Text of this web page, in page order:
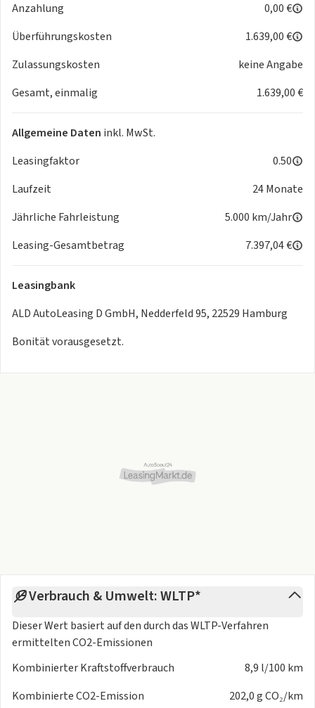
Anzahlung
0,00 €
Überführungskosten
1.639,00 €
Zulassungskosten
keine Angabe
Gesamt, einmalig
1.639,00 €
Allgemeine Daten inkl. MwSt.
Leasingfaktor
0.50
Laufzeit
24 Monate
Jährliche Fahrleistung
5.000 km/Jahr
Leasing-Gesamtbetrag
7.397,04 €
Leasingbank
ALD AutoLeasing D GmbH, Nedderfeld 95, 22529 Hamburg
Bonität vorausgesetzt.
Verbrauch & Umwelt: WLTP*
Dieser Wert basiert auf den durch dasWLTP-Verfahren
ermittelten CO2-Emissionen
Kombinierter Kraftstoffverbrauch
8,9 l/100 km
Kombinierte CO2-Emission
202,0 g CO₂/km